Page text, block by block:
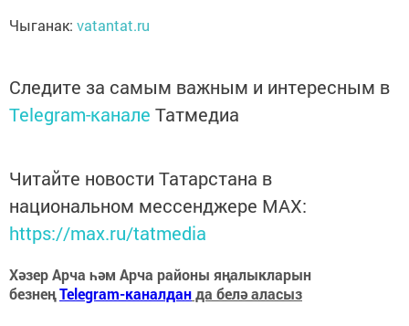
Чыганак: vatantat.ru
Следите за самым важным и интересным в
Telegram-канале Татмедиа
Читайте новости Татарстана в
национальном мессенджере MАХ:
https://max.ru/tatmedia
Хәзер Арча һәм Арча районы яңалыкларын
безнеңTelegram-каналданда белә аласыз